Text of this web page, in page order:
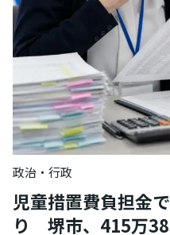
政治・行政
児童措置費負担金
り 堺市、415万